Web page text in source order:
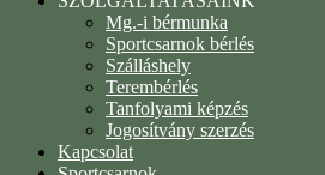
Mg.-i bérmunka
Sportcsarnok bérlés
Szálláshely
Terembérlés
Tanfolyami képzés
Jogosítvány szerzés
Kapcsolat